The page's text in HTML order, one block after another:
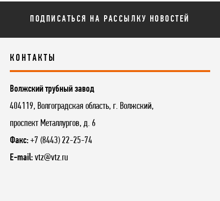
ПОДПИСАТЬСЯ НА РАССЫЛКУ НОВОСТЕЙ
КОНТАКТЫ
Волжский трубный завод
404119, Волгоградская область, г. Волжский,
проспект Металлургов, д. 6
Факс: +7 (8443) 22-25-74
E-mail: vtz@vtz.ru